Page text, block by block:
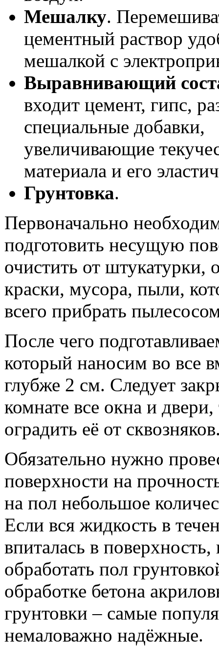
Мешалку.
цементный раствор
мешалкой с
Выравнивающий
входит цемент, гипс,
специальные добавки,
увеличивающие
материала и его
Грунтовка.
Первоначально
подготовить несущую
очистить от штукатурки,
краски, мусора, пыли,
всего прибрать
После чего
который наносим во все
глубже 2 см. Следует
комнате все окна и
оградить её от
Обязательно нужно
поверхности на
на пол небольшое
Если вся жидкость в
впиталась в
обработать пол
обработке бетона
грунтовки – самые
немаловажно надёжные.